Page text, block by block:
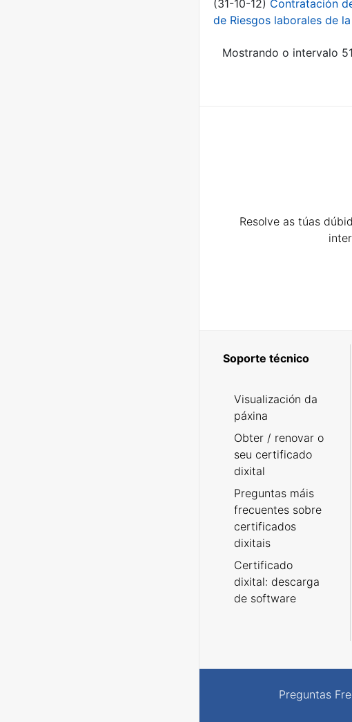
(31-10-12) Contratación
de Riesgos laborales de
Mostrando o intervalo
Resolve as túas
Soporte técnico
Visualización da
páxina
Obter / renovar o
seu certificado
dixital
Preguntas máis
frecuentes sobre
certificados
dixitais
Certificado
dixital: descarga
de software
Preguntas